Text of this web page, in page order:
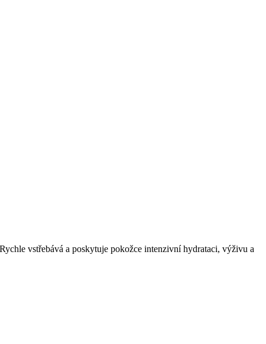
vstřebává a poskytuje pokožce intenzivní hydrataci, výživu a